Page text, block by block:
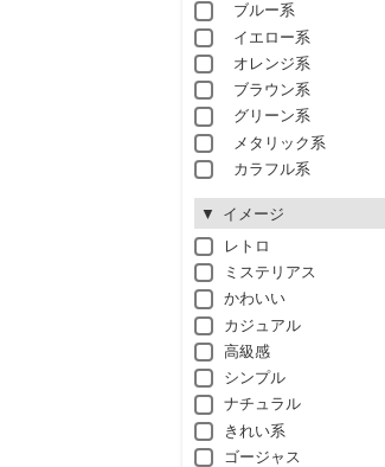
ブルー系
イエロー系
オレンジ系
ブラウン系
グリーン系
メタリック系
カラフル系
イメージ
レトロ
ミステリアス
かわいい
カジュアル
高級感
シンプル
ナチュラル
きれい系
ゴージャス